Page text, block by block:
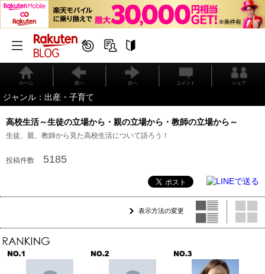
ホーム 前へ 次へ コメント シェア
ジャンル：出産・子育て
高校生活～生徒の立場から・親の立場から・教師の立場から～
生徒、親、教師から見た高校生活について語ろう！
投稿件数 5185
表示方法の変更